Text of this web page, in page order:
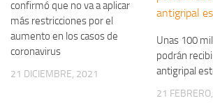
confirmó que no va a aplicar
más restricciones por el
aumento en los casos de
coronavirus
21 DICIEMBRE, 2021
Unas 100
podrán
antigripal
21